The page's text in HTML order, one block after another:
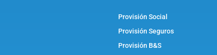
Provisión Social
Provisión Seguros
Provisión B&S